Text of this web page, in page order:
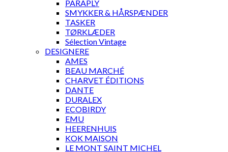
PARAPLY
SMYKKER & HÅRSPÆNDER
TASKER
TØRKLÆDER
Sélection Vintage
DESIGNERE
AMES
BEAU MARCHÉ
CHARVET ÉDITIONS
DANTE
DURALEX
ECOBIRDY
EMU
HEERENHUIS
KOK MAISON
LE MONT SAINT MICHEL